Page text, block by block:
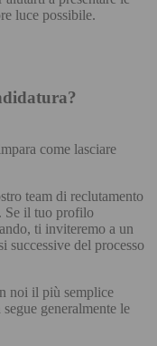
luce possibile.
come lasciare
team di reclutamento
Se il tuo profilo
ti inviteremo a un
successive del processo
noi il più semplice
generalmente le